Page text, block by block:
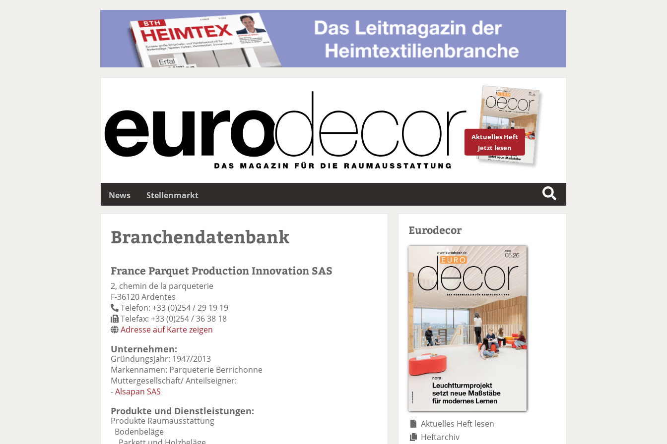
Aktuelles Heft
Jetzt lesen
News
Stellenmarkt
S
u
Branchendatenbank
France Parquet Production Innovation SAS
2, chemin de la parqueterie
F-36120 Ardentes
Telefon: +33 (0)254 / 29 19 19
Telefax: +33 (0)254 / 36 38 18
Adresse auf Karte zeigen
Unternehmen:
Gründungsjahr: 1947/2013
Markennamen: Parqueterie Berrichonne
Muttergesellschaft/ Anteilseigner:
-Alsapan SAS
Produkte und Dienstleistungen:
Produkte Raumausstattung
Bodenbeläge
Eurodecor
Aktuelles Heft lesen
Heftarchiv